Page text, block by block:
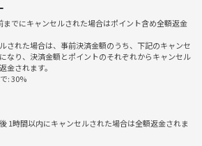
険を伴う行為
らせや差別的な発言
ちで参加してくださいね！一緒にフットサル
の出会いを楽しみましょう🌟
までにキャンセルされた場合はポイント含め全額返金
された場合は、事前決済金額のうち、下記のキャンセ
なり、決済金額とポイントのそれぞれからキャンセル
金されます。
: 30%
1時間以内にキャンセルされた場合は全額返金されま